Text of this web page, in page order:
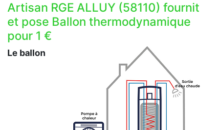
Artisan RGE ALLUY (58110) fournit
et pose Ballon thermodynamique
pour 1 €
Le ballon